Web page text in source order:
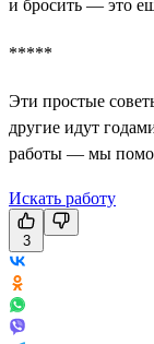
и бросить — это
*****
Эти простые
другие идут
работы — мы
Искать работу
3